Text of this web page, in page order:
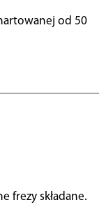
od 50
frezy składane.